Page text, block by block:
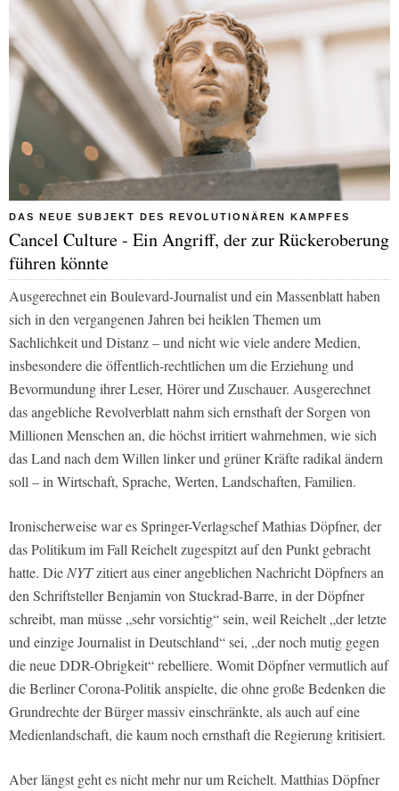
DAS NEUE SUBJEKT DES REVOLUTIONÄREN KAMPFES
Cancel Culture - Ein Angriff, der zur Rückeroberung
führen könnte
Ausgerechnet ein Boulevard-Journalist und ein Massenblatt haben
sich in den vergangenen Jahren bei heiklen Themen um
Sachlichkeit und Distanz – und nicht wie viele andere Medien,
insbesondere die öffentlich-rechtlichen um die Erziehung und
Bevormundung ihrer Leser, Hörer und Zuschauer. Ausgerechnet
das angebliche Revolverblatt nahm sich ernsthaft der Sorgen von
Millionen Menschen an, die höchst irritiert wahrnehmen, wie sich
das Land nach dem Willen linker und grüner Kräfte radikal ändern
soll – in Wirtschaft, Sprache, Werten, Landschaften, Familien.
Ironischerweise war es Springer-Verlagschef Mathias Döpfner, der
das Politikum im Fall Reichelt zugespitzt auf den Punkt gebracht
hatte. Die NYTzitiert aus einer angeblichen Nachricht Döpfners an
den Schriftsteller Benjamin von Stuckrad-Barre, in der Döpfner
schreibt, man müsse „sehr vorsichtig“ sein, weil Reichelt „der letzte
und einzige Journalist in Deutschland“ sei, „der noch mutig gegen
die neue DDR-Obrigkeit“ rebelliere. Womit Döpfner vermutlich auf
die Berliner Corona-Politik anspielte, die ohne große Bedenken die
Grundrechte der Bürger massiv einschränkte, als auch auf eine
Medienlandschaft, die kaum noch ernsthaft die Regierung kritisiert.
Aber längst geht es nicht mehr nur um Reichelt. Matthias Döpfner